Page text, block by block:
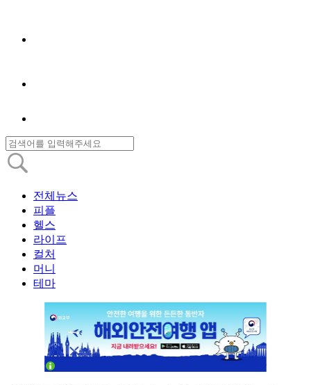
전체뉴스
피플
헬스
라이프
컬처
머니
테마